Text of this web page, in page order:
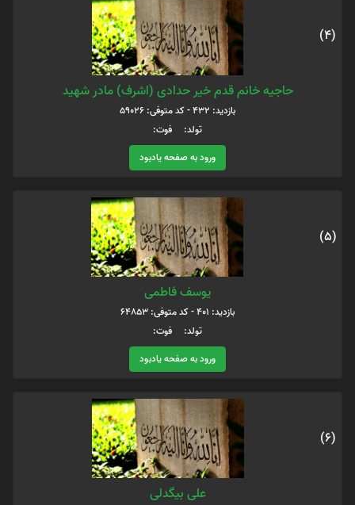
(4)
حاجیه خانم قدم خیر حدادی (اشرف) مادر شهید
بازدید: 432 - کد متوفی: 59026
تولد: فوت:
ورود به صفحه یادبود
(5)
یوسف فاطمی
بازدید: 401 - کد متوفی: 64853
تولد: فوت:
ورود به صفحه یادبود
(6)
علی بیگدلی